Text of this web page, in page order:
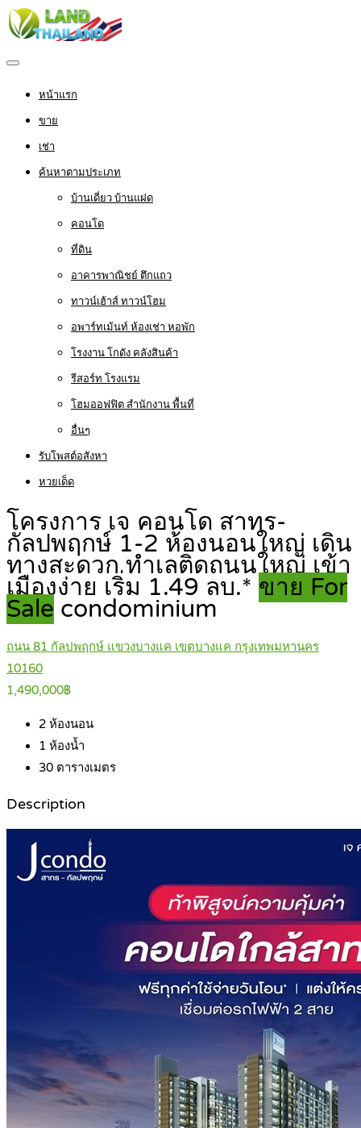
หน้าแรก
ขาย
เช่า
ค้นหาตามประเภท
บ้านเดี่ยว บ้านแฝด
คอนโด
ที่ดิน
อาคารพาณิชย์ ตึกแถว
ทาวน์เฮ้าส์ ทาวน์โฮม
อพาร์ทเม้นท์ ห้องเช่า หอพัก
โรงงาน โกดัง คลังสินค้า
รีสอร์ท โรงแรม
โฮมออฟฟิต สำนักงาน พื้นที่
อื่นๆ
รับโพสต์อสังหา
หวยเด็ด
โครงการ เจ คอนโด สาทร-
กัลปพฤกษ์ 1-2 ห้องนอนใหญ่ เดิน
ทางสะดวก ทำเลติดถนนใหญ่ เข้า
เมืองง่าย เริ่ม 1.49 ลบ.* ขาย For
Sale condominium
ถนน 81 กัลปพฤกษ์ แขวงบางแค เขตบางแค กรุงเทพมหานคร
10160
1,490,000฿
2 ห้องนอน
1 ห้องน้ำ
30 ตารางเมตร
Description